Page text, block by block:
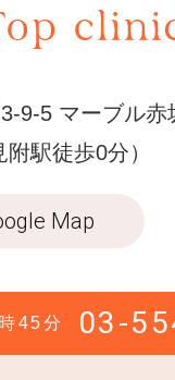
9-5 マーブル赤
附駅徒歩0分）
Map
45分 03-